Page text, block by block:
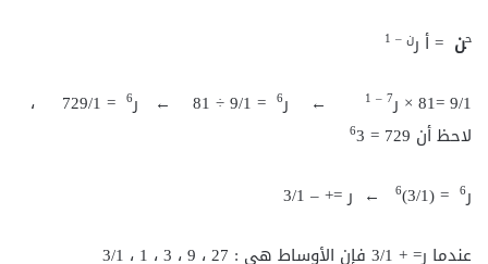
حن = أ رن – 1
9/1 =81 × ر 7 – 1 ← ر6 = 9/1 ÷ 81 ← ر 6
= 729/1 ،
لاحظ أن 729 =
63
ر6
= (3/1)
6
← ر =+ – 3/1
عندما ر= + 3/1 فإن الأوساط هي : 27 ، 9 ، 3 ، 1 ، 3/1